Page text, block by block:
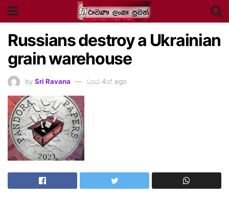
Russians destroy a Ukrainian
grain warehouse
by Sri Ravana වසර 4ක් ago